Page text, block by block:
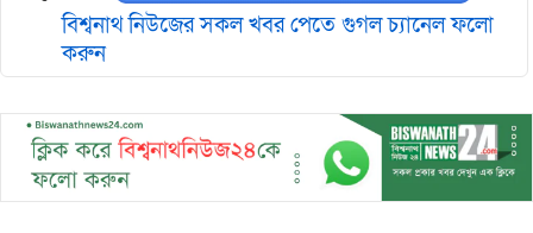
বিশ্বনাথ নিউজের সকল খবর পেতে গুগল চ‌্যানেল ফলো
করুন